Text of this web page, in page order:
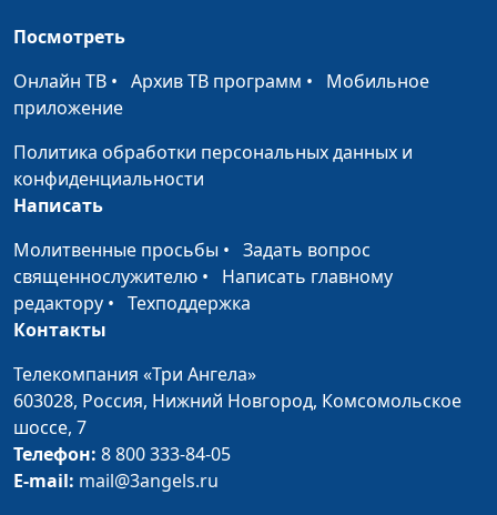
Лукашевич (кулинар),
Турутина
Воспитание без
насилия
Козуля, Галина
Мещерякова (кулинар),
Екатерина Плешакова,
Возбудимый
ребенок. Почему?
Анна Ронжина, Галина
невролог), Анна
#2
Посмотреть
Онлайн ТВ • Архив ТВ программ • Мобильное
приложение
Политика обработки персональных данных и
конфиденциальности
Написать
Молитвенные просьбы • Задать вопрос
священнослужителю • Написать главному
редактору • Техподдержка
Контакты
Телекомпания «Три Ангела»
603028, Россия, Нижний Новгород, Комсомольское
шоссе, 7
Телефон: 8 800 333-84-05
E-mail: mail@3angels.ru